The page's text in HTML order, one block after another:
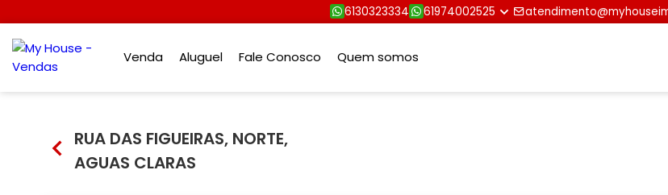
6130323334 61974002525
Venda Aluguel Fale Conosco Quem somos
RUA DAS FIGUEIRAS, NORTE,
AGUAS CLARAS